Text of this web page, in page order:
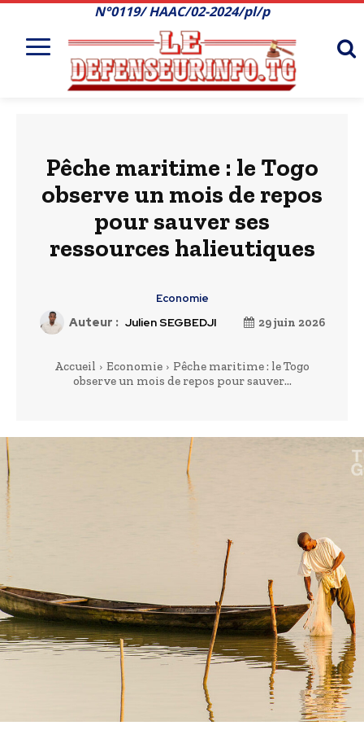
N°0119/ HAAC/02-2024/pl/p
Pêche maritime : le Togo
observe un mois de repos
pour sauver ses
ressources halieutiques
Economie
Auteur : Julien SEGBEDJI 29 juin 2026
Accueil Economie
Pêche maritime : le Togo
observe un mois de repos pour sauver...